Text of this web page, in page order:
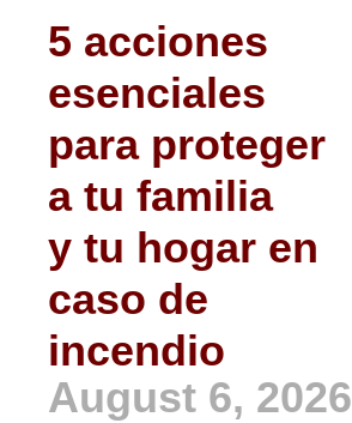
5 acciones
esenciales
para proteger
a tu familia
y tu hogar en
caso de
incendio
August 6, 2026